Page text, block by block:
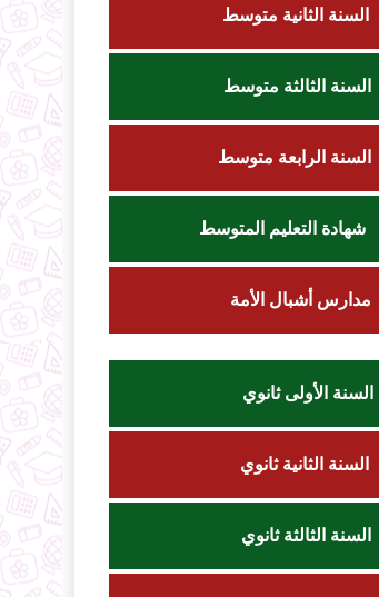
السنة الثانية متوسط
السنة الثالثة متوسط
السنة الرابعة متوسط
شهادة التعليم المتوسط
مدارس أشبال الأمة
السنة الأولى ثانوي
السنة الثانية ثانوي
السنة الثالثة ثانوي